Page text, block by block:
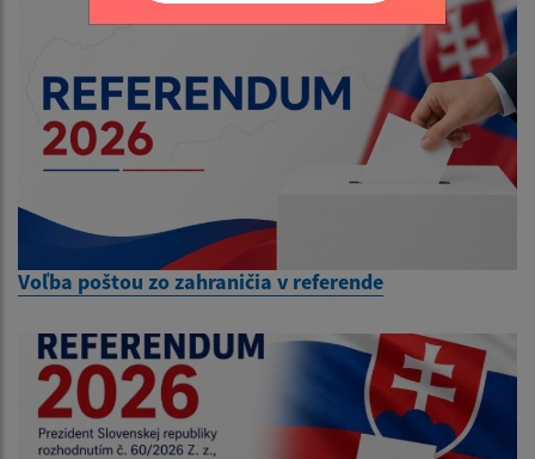
Voľba poštou zo zahraničia v referende